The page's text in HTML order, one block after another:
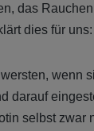
das
dies für uns:
wenn
darauf
selbst zwar